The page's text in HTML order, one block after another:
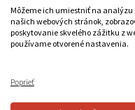
- +
Skladom do 24h:0ks
Môžeme ich umiestniť na
našich webových stránok,
poskytovanie skvelého zážitku z
používame otvorené nastavenia.
Poprieť